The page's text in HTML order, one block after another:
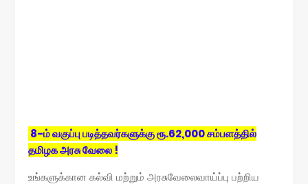
8-ம் வகுப்பு படித்தவர்களுக்கு ரூ.62,000 சம்பளத்தில்
தமிழக அரசு வேலை !
உங்களுக்கான கல்வி மற்றும் அரசுவேலைவாய்ப்பு பற்றிய